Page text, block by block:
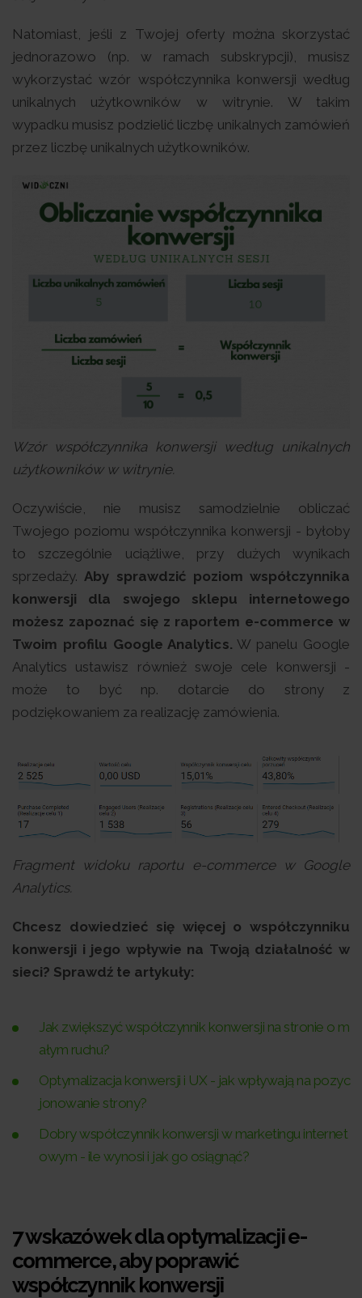
Natomiast, jeśli z Twojej oferty można skorzystać
jednorazowo (np. w ramach subskrypcji), musisz
wykorzystać wzór współczynnika konwersji według
unikalnych użytkowników w witrynie. W takim
wypadku musisz podzielić liczbę unikalnych zamówień
przez liczbę unikalnych użytkowników.
Wzór współczynnika konwersji według unikalnych
użytkowników w witrynie.
Oczywiście, nie musisz samodzielnie obliczać
Twojego poziomu współczynnika konwersji - byłoby
to szczególnie uciążliwe, przy dużych wynikach
sprzedaży. Aby sprawdzić poziom współczynnika
konwersji dla swojego sklepu internetowego
możesz zapoznać się z raportem e-commerce w
Twoim profilu Google Analytics. W panelu Google
Analytics ustawisz również swoje cele konwersji -
może to być np. dotarcie do strony z
podziękowaniem za realizację zamówienia.
Fragment widoku raportu e-commerce w Google
Analytics.
Chcesz dowiedzieć się więcej o współczynniku
konwersji i jego wpływie na Twoją działalność w
sieci? Sprawdź te artykuły:
Jak zwiększyć współczynnik konwersji na stronie o m
ałym ruchu?
Optymalizacja konwersji i UX - jak wpływają na pozyc
jonowanie strony?
Dobry współczynnik konwersji w marketingu internet
owym - ile wynosi i jak go osiągnąć?
7 wskazówek dla optymalizacji e-
commerce, aby poprawić
współczynnik konwersji